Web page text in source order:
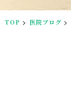
TOP 医院ブログ